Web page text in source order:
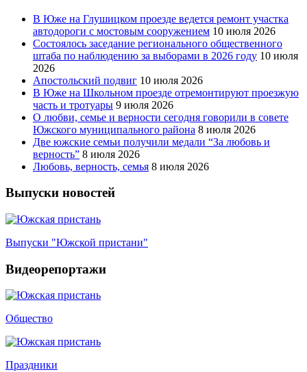
В Юже на Глушицком проезде ведется ремонт участка
автодороги с мостовым сооружением 10 июля 2026
Состоялось заседание регионального общественного
штаба по наблюдению за выборами в 2026 году 10 июля
2026
Апостольский подвиг 10 июля 2026
В Юже на Школьном проезде отремонтируют проезжую
часть и тротуары 9 июля 2026
О любви, семье и верности сегодня говорили в совете
Южского муниципального района 8 июля 2026
Две южские семьи получили медали “За любовь и
верность” 8 июля 2026
Любовь, верность, семья 8 июля 2026
Выпуски новостей
Выпуски "Южской пристани"
Видеорепортажи
Общество
Праздники